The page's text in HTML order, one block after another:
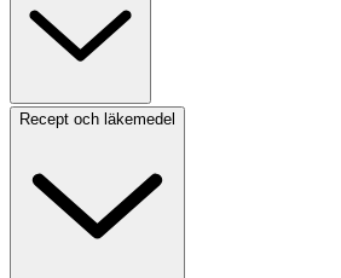
Recept och läkemedel